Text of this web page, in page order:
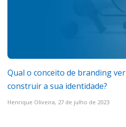
Qual o conceito de branding
construir a sua identidade?
Henrique Oliveira, 27 de julho de 2023